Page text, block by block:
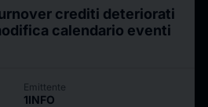
crediti deteriorati
calendario eventi
Emittente
1INFO